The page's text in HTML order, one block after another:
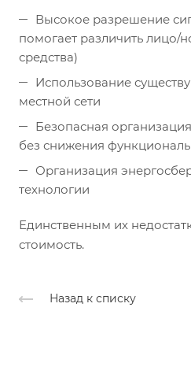
Высокое разрешение
помогает различить лицо/
средства)
Использование
местной сети
Безопасная
без снижения
Организация
технологии
Единственным их
стоимость.
Назад к списку